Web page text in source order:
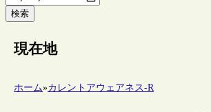
検索
現在地
ホーム»カレントアウェアネス-R